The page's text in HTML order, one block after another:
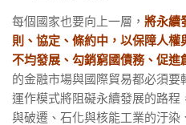
每個國家也要向上一層， 將永續
則、協定、條約中，以保障人
不均發展、勾銷窮國債務、促進
的金融市場與國際貿易都必須
運作模式將阻礙永續發展的路
與破遷、石化與核能工業的汙